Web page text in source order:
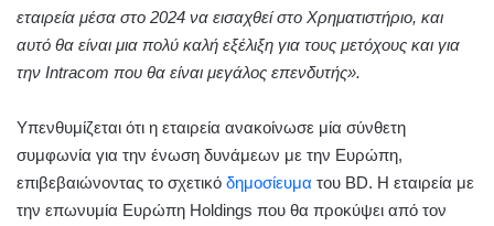
εταιρεία μέσα στο 2024 να εισαχθεί στο Χρηματιστήριο, και
αυτό θα είναι μια πολύ καλή εξέλιξη για τους μετόχους και για
την Intracom που θα είναι μεγάλος επενδυτής».
Υπενθυμίζεται ότι η εταιρεία ανακοίνωσε μία σύνθετη
συμφωνία για την ένωση δυνάμεων με την Ευρώπη,
επιβεβαιώνοντας το σχετικό δημοσίευμα του BD. Η εταιρεία με
την επωνυμία Ευρώπη Holdings που θα προκύψει από τον